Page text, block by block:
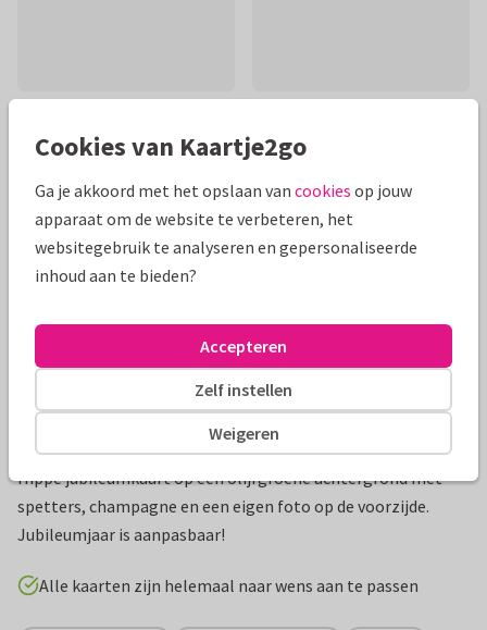
Mooie extra's bij je kaart
Hippe jubileumkaart op een olijfgroene achtergrond met
spetters, champagne en een eigen foto op de voorzijde.
Jubileumjaar is aanpasbaar!
Alle kaarten zijn helemaal naar wens aan te passen
Cookies van Kaartje2go
Ga je akkoord met het opslaan van cookies op jouw
apparaat om de website te verbeteren, het
websitegebruik te analyseren en gepersonaliseerde
inhoud aan te bieden?
Weigeren
Zelf instellen
Accepteren